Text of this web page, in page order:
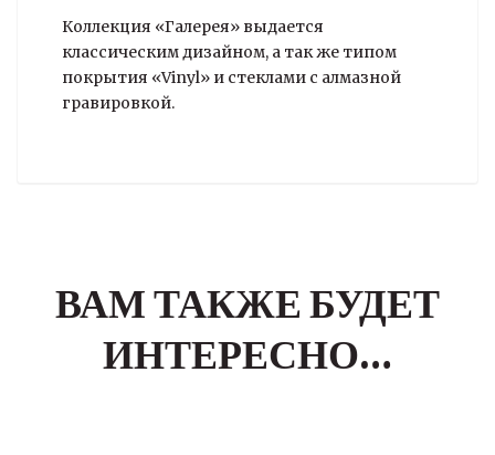
Коллекция «Галерея» выдается
классическим дизайном, а так же типом
покрытия «Vinyl» и стеклами с алмазной
гравировкой.
ВАМ ТАКЖЕ БУДЕТ
ИНТЕРЕСНО…